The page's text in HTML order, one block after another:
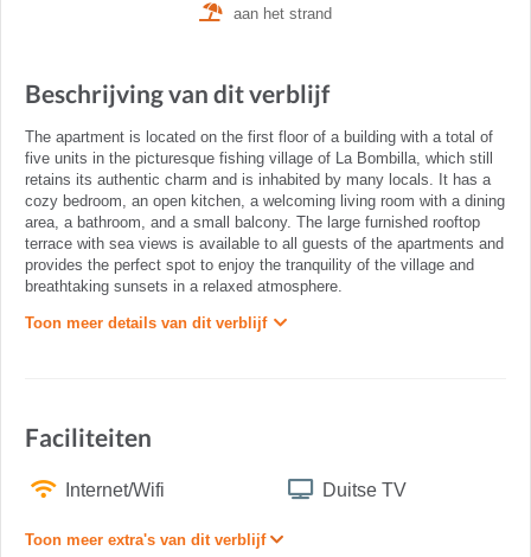
aan het strand
Beschrijving van dit verblijf
The apartment is located on the first floor of a building with a total of
five units in the picturesque fishing village of La Bombilla, which still
retains its authentic charm and is inhabited by many locals. It has a
cozy bedroom, an open kitchen, a welcoming living room with a dining
area, a bathroom, and a small balcony. The large furnished rooftop
terrace with sea views is available to all guests of the apartments and
provides the perfect spot to enjoy the tranquility of the village and
breathtaking sunsets in a relaxed atmosphere.
Toon meer details van dit verblijf
Faciliteiten
Internet/Wifi Duitse TV
Toon meer extra's van dit verblijf